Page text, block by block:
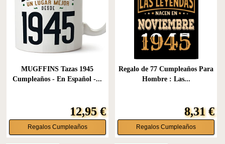
MUGFFINS Tazas 1945
Cumpleaños - En Español -...
12,95 €
Regalos Cumpleaños
Regalo de 77 Cumpleaños Para
Hombre : Las...
8,31 €
Regalos Cumpleaños